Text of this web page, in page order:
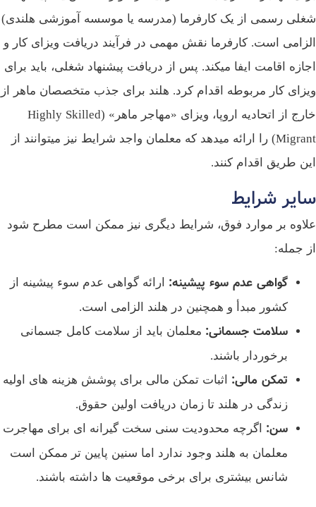
رسمی از یک کارفرما (مدرسه یا موسسه آموزشی هلندی)
است. کارفرما نقش مهمی در فرآیند دریافت ویزای کار و
اقامت ایفا میکند. پس از دریافت پیشنهاد شغلی، باید برای
کار مربوطه اقدام کرد. هلند برای جذب متخصصان ماهر از
خارج از اتحادیه اروپا، ویزای «مهاجر ماهر» (Highly Skilled
Migrant) را ارائه میدهد که معلمان واجد شرایط نیز میتوانند از
طریق اقدام کنند.
شرایط
بر موارد فوق، شرایط دیگری نیز ممکن است مطرح شود
جمله:
گواهی عدم سوء پیشینه:ارائه گواهی عدم سوء پیشینه از
کشور مبدأ و همچنین در هلند الزامی است.
سلامت جسمانی:معلمان باید از سلامت کامل جسمانی
برخوردار باشند.
تمکن مالی:اثبات تمکن مالی برای پوشش هزینه‌ های اولیه
زندگی در هلند تا زمان دریافت اولین حقوق.
سن:اگرچه محدودیت سنی سخت‌ گیرانه‌ ای برای مهاجرت
معلمان به هلند وجود ندارد اما سنین پایین‌ تر ممکن است
شانس بیشتری برای برخی موقعیت‌ ها داشته باشند.